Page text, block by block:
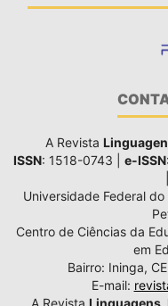
A Revista
ISSN: 1518-0743 | e-ISSN
Universidade Federal
Centro de Ciências da
em
Bairro: Ininga,
E-mail:
A Revista Linguagens,